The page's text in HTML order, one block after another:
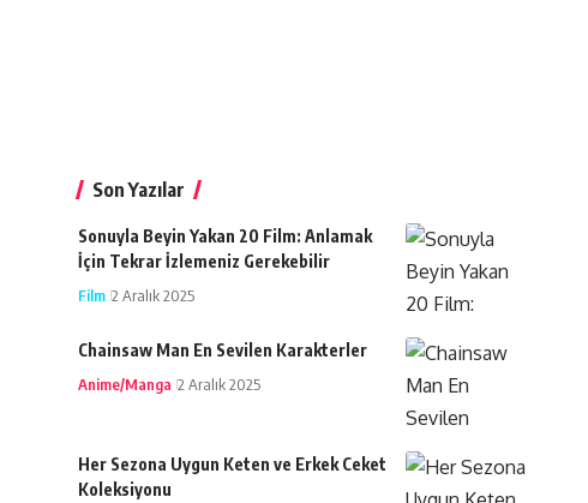
Son Yazılar
Sonuyla Beyin Yakan 20 Film: Anlamak
İçin Tekrar İzlemeniz Gerekebilir
Film 2 Aralık 2025
Chainsaw Man En Sevilen Karakterler
Anime/Manga 2 Aralık 2025
Her Sezona Uygun Keten ve Erkek Ceket
Koleksiyonu